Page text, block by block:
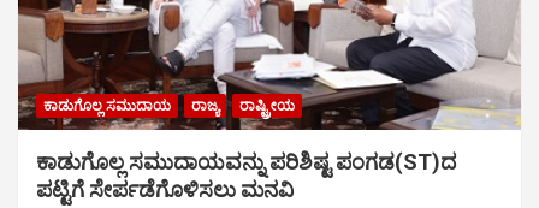
ಕಾಡುಗೊಲ್ಲ ಸಮುದಾಯ ರಾಜ್ಯ ರಾಷ್ಟ್ರೀಯ
ಕಾಡುಗೊಲ್ಲ ಸಮುದಾಯವನ್ನು ಪರಿಶಿಷ್ಟ ಪಂಗಡ(ST)ದ
ಪಟ್ಟಿಗೆ ಸೇರ್ಪಡೆಗೊಳಿಸಲು ಮನವಿ